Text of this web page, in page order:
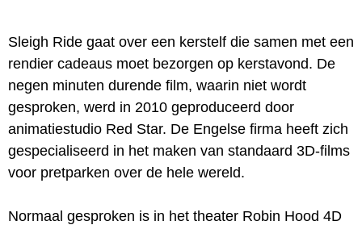
Sleigh Ride gaat over een kerstelf die samen met een
rendier cadeaus moet bezorgen op kerstavond. De
negen minuten durende film, waarin niet wordt
gesproken, werd in 2010 geproduceerd door
animatiestudio Red Star. De Engelse firma heeft zich
gespecialiseerd in het maken van standaard 3D-films
voor pretparken over de hele wereld.
Normaal gesproken is in het theater Robin Hood 4D